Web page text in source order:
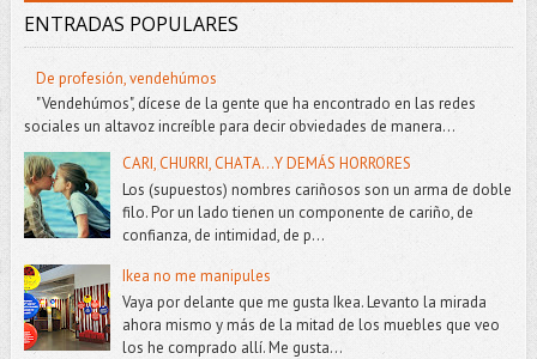
ENTRADAS POPULARES
De profesión, vendehúmos
"Vendehúmos", dícese de la gente que ha encontrado en las redes
sociales un altavoz increíble para decir obviedades de manera...
CARI, CHURRI, CHATA...Y DEMÁS HORRORES
Los (supuestos) nombres cariñosos son un arma de doble
filo. Por un lado tienen un componente de cariño, de
confianza, de intimidad, de p...
Ikea no me manipules
Vaya por delante que me gusta Ikea. Levanto la mirada
ahora mismo y más de la mitad de los muebles que veo
los he comprado allí. Me gusta...